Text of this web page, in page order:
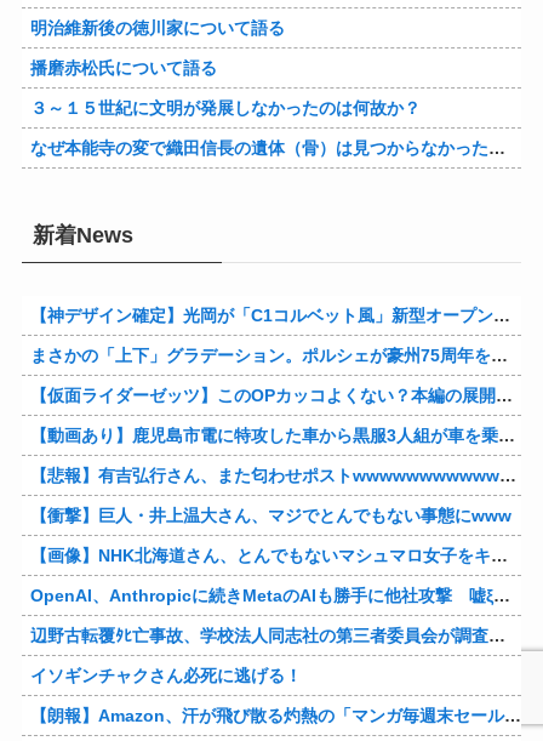
明治維新後の徳川家について語る
播磨赤松氏について語る
３～１５世紀に文明が発展しなかったのは何故か？
なぜ本能寺の変で織田信長の遺体（骨）は見つからなかったのか
新着News
【神デザイン確定】光岡が「C1コルベット風」新型オープンカーの最新ティーザー画像を公開、マツダ・ロードスターの信頼性にレトロな外観がドッキング
まさかの「上下」グラデーション。ポルシェが豪州75周年を祝う特別モデル「911 Turbo S Land Down Under」を発表、1951年の「見果てぬ夢」が内外装に再現
【仮面ライダーゼッツ】このOPカッコよくない？本編の展開ちゃんと反映してて完成度高いし
【動画あり】鹿児島市電に特攻した車から黒服3人組が車を乗り捨てて逃走
【悲報】有吉弘行さん、また匂わせポストwwwwwwwwwwwwwwww
【衝撃】巨人・井上温大さん、マジでとんでもない事態にwww
【画像】NHK北海道さん、とんでもないマシュマロ女子をキャスターに起用してしまうwwwwwwww
OpenAI、Anthropicに続きMetaのAIも勝手に他社攻撃 嘘ξけど何これ流行ってんの？
辺野古転覆ﾀﾋ亡事故、学校法人同志社の第三者委員会が調査報告書を公表 … 安全配慮義務違反や安全管理に関する検証を妨げた組織風土の存在を指摘
イソギンチャクさん必死に逃げる！
【朗報】Amazon、汗が飛び散る灼熱の「マンガ毎週末セール（50%還元）」を開催！他